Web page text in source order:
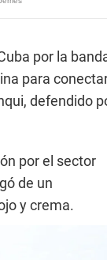
por la
para
defendido
por el sector
de un
y crema.